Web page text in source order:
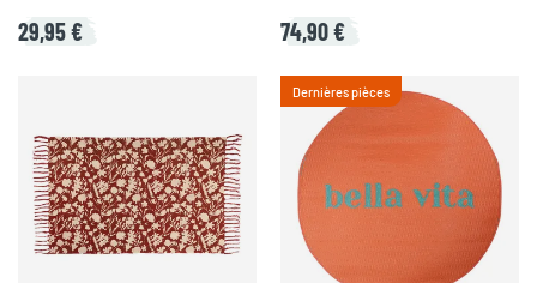
29,95 € 74,90 €
Dernières pièces